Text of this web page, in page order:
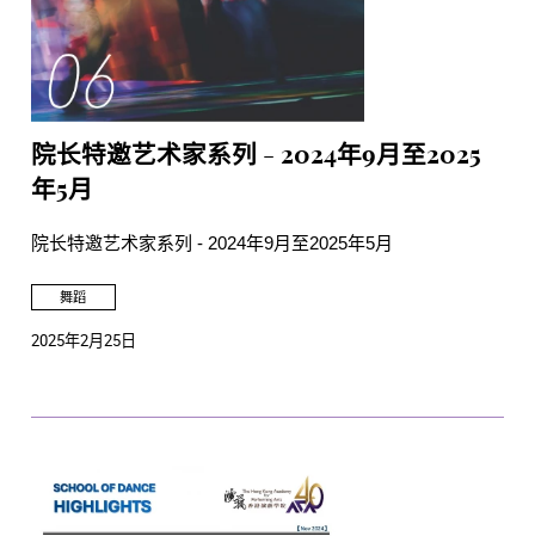
院长特邀艺术家系列 - 2024年9月至2025
年5月
院长特邀艺术家系列 - 2024年9月至2025年5月
舞蹈
2025年2月25日